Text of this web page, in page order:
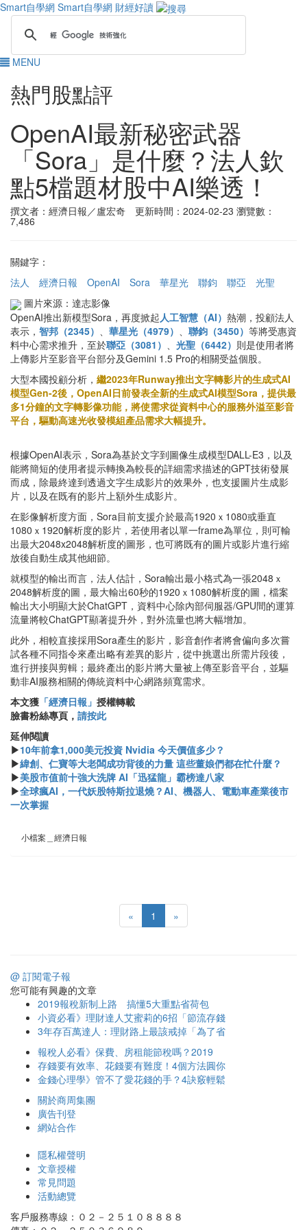
Smart自學網 Smart自學網 財經好讀
MENU
熱門股點評
OpenAI最新秘密武器
「Sora」是什麼？法人欽
點5檔題材股中AI樂透！
撰文者：經濟日報／盧宏奇 更新時間：2024-02-23 瀏覽數：
7,486
關鍵字：
法人
經濟日報 OpenAI Sora 華星光 聯鈞 聯亞
光聖
圖片來源：達志影像
OpenAI推出新模型Sora，再度掀起 人工智慧（AI） 熱潮，投顧法人
表示， 智邦（2345） 華星光（4979） 聯鈞（3450） 等將受惠資
料中心需求推升，至於聯亞（3081） 光聖（6442） 則是使用者將
上傳影片至影音平台部分及Gemini 1.5 Pro的相關受益個股。
大型本國投顧分析， 繼2023年Runway推出文字轉影片的生成式AI
模型Gen-2後，OpenAI日前發表全新的生成式AI模型Sora，提供最
多1分鐘的文字轉影像功能，將使需求從資料中心的服務外溢至影音
平台，驅動高速光收發模組產品需求大幅提升。
根據OpenAI表示，Sora為基於文字到圖像生成模型DALL-E3，以及
能將簡短的使用者提示轉換為較長的詳細需求描述的GPT技術發展
而成，除最終達到透過文字生成影片的效果外，也支援圖片生成影
片，以及在既有的影片上額外生成影片。
在影像解析度方面，Sora目前支援介於最高1920ｘ1080或垂直
1080ｘ1920解析度的影片，若使用者以單一frame為單位，則可輸
出最大2048x2048解析度的圖形，也可將既有的圖片或影片進行縮
放後自動生成其他細節。
就模型的輸出而言，法人估計，Sora輸出最小格式為一張2048ｘ
2048解析度的圖，最大輸出60秒的1920ｘ1080解析度的圖，檔案
輸出大小明顯大於ChatGPT，資料中心除內部伺服器/GPU間的運算
流量將較ChatGPT顯著提升外，對外流量也將大幅增加。
此外，相較直接採用Sora產生的影片，影音創作者將會偏向多次嘗
試各種不同指令來產出略有差異的影片，從中挑選出所需片段後，
進行拼接與剪輯；最終產出的影片將大量被上傳至影音平台，並驅
動非AI服務相關的傳統資料中心網路頻寬需求。
本文獲 「經濟日報」 授權轉載
臉書粉絲專頁， 請按此
延伸閱讀
▶10年前拿1,000美元投資 Nvidia 今天價值多少？
▶緯創、仁寶等大老闆成功背後的力量 這些董娘們都在忙什麼？
▶美股市值前十強大洗牌 AI「迅猛龍」霸榜達八家
▶全球瘋AI，一代妖股特斯拉退燒？AI、機器人、電動車產業後市
一次掌握
小檔案＿經濟日報
« 1 »
@ 訂閱電子報
您可能有興趣的文章
2019報稅新制上路 搞懂5大重點省荷包
小資必看》理財達人艾蜜莉的6招「節流存錢
3年存百萬達人：理財路上最該戒掉「為了省
報稅人必看》保費、房租能節稅嗎？2019
存錢要有效率、花錢要有難度！4個方法圓你
金錢心理學》管不了愛花錢的手？4訣竅輕鬆
關於商周集團
廣告刊登
網站合作
隱私權聲明
文章授權
常見問題
活動總覽
客戶服務專線：０２－２５１０８８８８